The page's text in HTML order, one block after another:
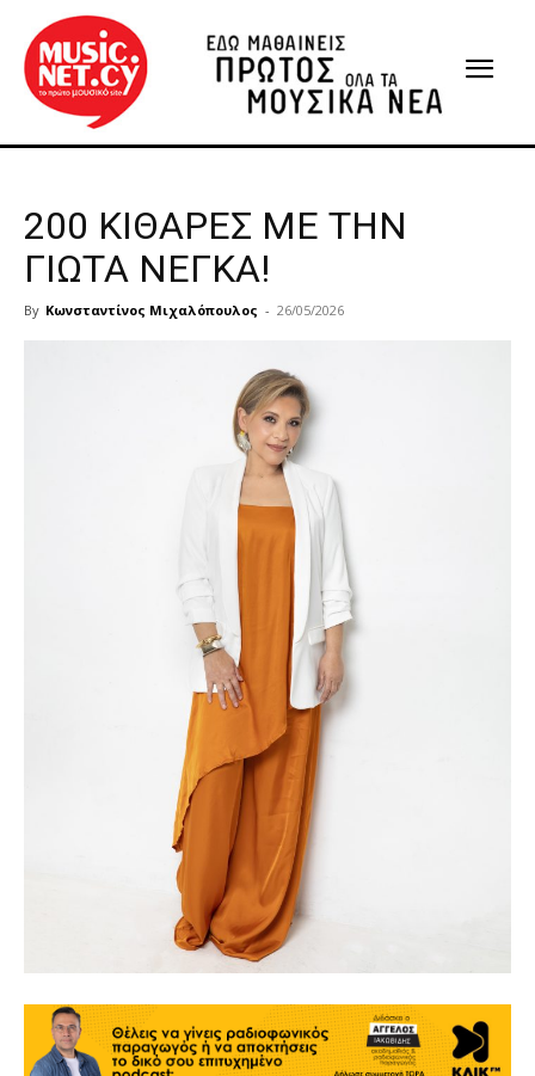
200 ΚΙΘΑΡΕΣ ΜΕ ΤΗΝ
ΓΙΩΤΑ ΝΕΓΚΑ!
By Κωνσταντίνος Μιχαλόπουλος - 26/05/2026